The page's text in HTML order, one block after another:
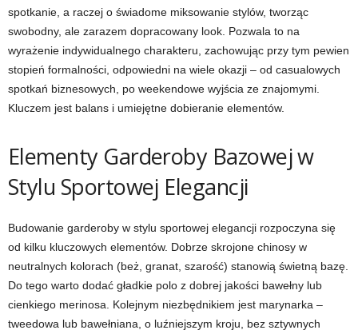
spotkanie, a raczej o świadome miksowanie stylów, tworząc
swobodny, ale zarazem dopracowany look. Pozwala to na
wyrażenie indywidualnego charakteru, zachowując przy tym pewien
stopień formalności, odpowiedni na wiele okazji – od casualowych
spotkań biznesowych, po weekendowe wyjścia ze znajomymi.
Kluczem jest balans i umiejętne dobieranie elementów.
Elementy Garderoby Bazowej w
Stylu Sportowej Elegancji
Budowanie garderoby w stylu sportowej elegancji rozpoczyna się
od kilku kluczowych elementów. Dobrze skrojone chinosy w
neutralnych kolorach (beż, granat, szarość) stanowią świetną bazę.
Do tego warto dodać gładkie polo z dobrej jakości bawełny lub
cienkiego merinosa. Kolejnym niezbędnikiem jest marynarka –
tweedowa lub bawełniana, o luźniejszym kroju, bez sztywnych